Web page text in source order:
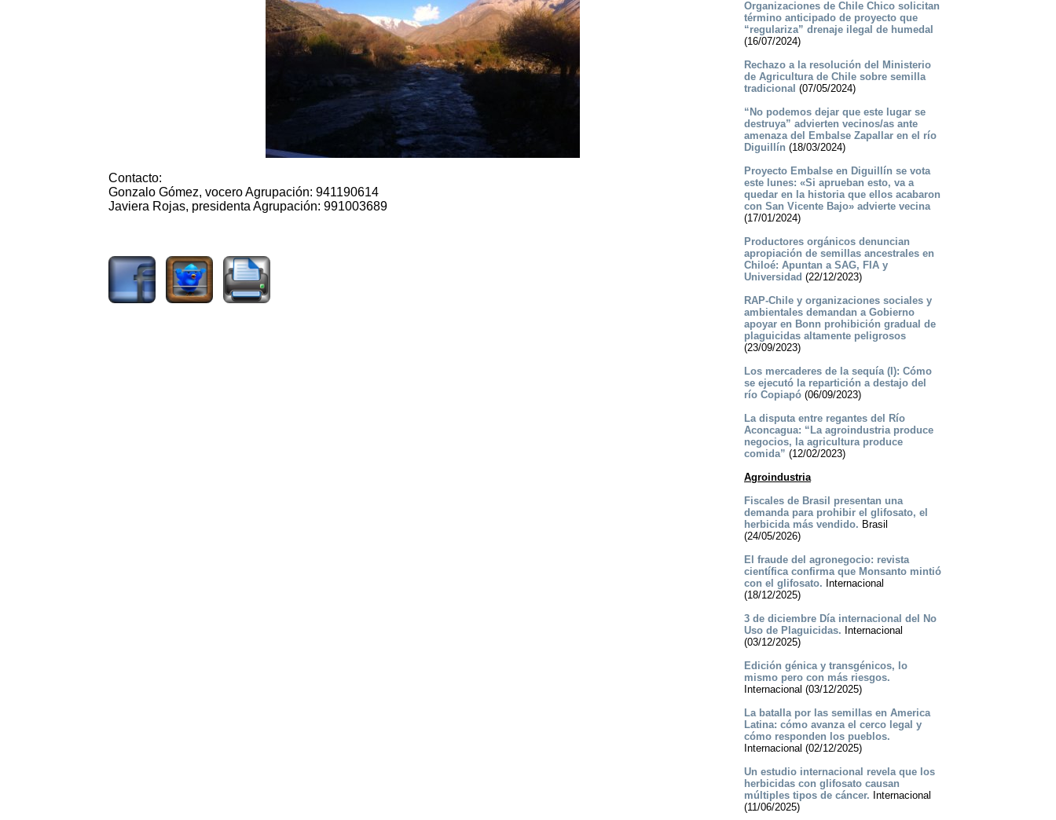
Contacto:
Gonzalo Gómez, vocero Agrupación: 941190614
Javiera Rojas, presidenta Agrupación: 991003689
Organizaciones de Chile Chico solicitan
término anticipado de proyecto que
“regulariza” drenaje ilegal de humedal
(16/07/2024)
Rechazo a la resolución del Ministerio
de Agricultura de Chile sobre semilla
tradicional (07/05/2024)
“No podemos dejar que este lugar se
destruya” advierten vecinos/as ante
amenaza del Embalse Zapallar en el río
Diguillín (18/03/2024)
Proyecto Embalse en Diguillín se vota
este lunes: «Si aprueban esto, va a
quedar en la historia que ellos acabaron
con San Vicente Bajo» advierte vecina
(17/01/2024)
Productores orgánicos denuncian
apropiación de semillas ancestrales en
Chiloé: Apuntan a SAG, FIA y
Universidad (22/12/2023)
RAP-Chile y organizaciones sociales y
ambientales demandan a Gobierno
apoyar en Bonn prohibición gradual de
plaguicidas altamente peligrosos
(23/09/2023)
Los mercaderes de la sequía (I): Cómo
se ejecutó la repartición a destajo del
río Copiapó(06/09/2023)
La disputa entre regantes del Río
Aconcagua: “La agroindustria produce
negocios, la agricultura produce
comida” (12/02/2023)
Agroindustria
Fiscales de Brasil presentan una
demanda para prohibir el glifosato, el
herbicida más vendido. Brasil
(24/05/2026)
El fraude del agronegocio: revista
científica confirma que Monsanto mintió
con el glifosato. Internacional
(18/12/2025)
3 de diciembre Día internacional del No
Uso de Plaguicidas. Internacional
(03/12/2025)
Edición génica y transgénicos, lo
mismo pero con más riesgos.
Internacional (03/12/2025)
La batalla por las semillas en America
Latina: cómo avanza el cerco legal y
cómo responden los pueblos.
Internacional (02/12/2025)
Un estudio internacional revela que los
herbicidas con glifosato causan
múltiples tipos de cáncer. Internacional
(11/06/2025)